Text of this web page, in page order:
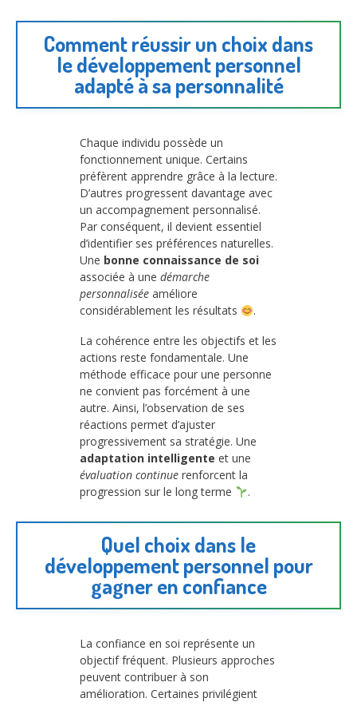
Comment réussir un choix dans
le développement personnel
adapté à sa personnalité
Chaque individu possède un
fonctionnement unique. Certains
préfèrent apprendre grâce à la lecture.
D’autres progressent davantage avec
un accompagnement personnalisé.
Par conséquent, il devient essentiel
d’identifier ses préférences naturelles.
Une bonne connaissance de soi
associée à une démarche
personnalisée améliore
considérablement les résultats
.
La cohérence entre les objectifs et les
actions reste fondamentale. Une
méthode efficace pour une personne
ne convient pas forcément à une
autre. Ainsi, l’observation de ses
réactions permet d’ajuster
progressivement sa stratégie. Une
adaptation intelligente et une
évaluation continue renforcent la
progression sur le long terme
.
Quel choix dans le
développement personnel pour
gagner en confiance
La confiance en soi représente un
objectif fréquent. Plusieurs approches
peuvent contribuer à son
amélioration. Certaines privilégient